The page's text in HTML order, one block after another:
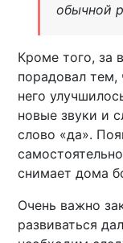
обычной
Кроме того, за
порадовал
него
новые звуки и
слово «да».
снимает дома
Очень важно
развиваться